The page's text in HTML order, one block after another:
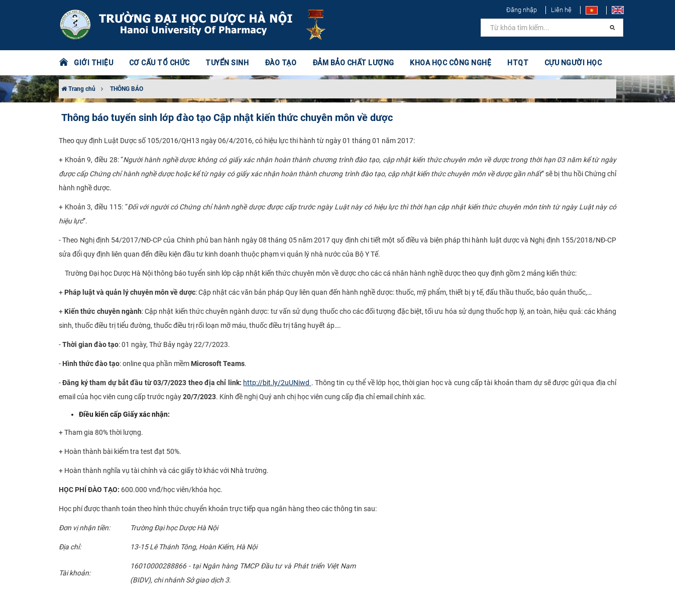
Đăng nhập Liên hệ
GIỚI THIỆU CƠ CẤU TỔ CHỨC TUYỂN SINH ĐÀO TẠO ĐẢM BẢO CHẤT LƯỢNG KHOA HỌC CÔNG NGHỆ HTQT CỰU NGƯỜI HỌC
Trang chủ THÔNG BÁO
Thông báo tuyển sinh lớp đào tạo Cập nhật kiến thức chuyên môn về dược
Theo quy định Luật Dược số 105/2016/QH13 ngày 06/4/2016, có hiệu lực thi hành từ ngày 01 tháng 01 năm 2017:
+ Khoản 9, điều 28: “Người hành nghề dược không có giấy xác nhận hoàn thành chương trình đào tạo, cập nhật kiến thức chuyên môn về dược trong thời hạn 03 năm kể từ ngày
được cấp Chứng chỉ hành nghề dược hoặc kể từ ngày có giấy xác nhận hoàn thành chương trình đào tạo, cập nhật kiến thức chuyên môn về dược gần nhất” sẽ bị thu hồi Chứng chỉ
hành nghề dược.
+ Khoản 3, điều 115: “Đối với người có Chứng chỉ hành nghề dược được cấp trước ngày Luật này có hiệu lực thì thời hạn cập nhật kiến thức chuyên môn tính từ ngày Luật này có
hiệu lực”.
- Theo Nghị định 54/2017/NĐ-CP của Chính phủ ban hành ngày 08 tháng 05 năm 2017 quy định chi tiết một số điều và biện pháp thi hành luật dược và Nghị định 155/2018/NĐ-CP
sửa đổi quy định liên quan đến điều kiện đầu tư kinh doanh thuộc phạm vi quản lý nhà nước của Bộ Y Tế.
Trường Đại học Dược Hà Nội thông báo tuyển sinh lớp cập nhật kiến thức chuyên môn về dược cho các cá nhân hành nghề dược theo quy định gồm 2 mảng kiến thức:
+ Pháp luật và quản lý chuyên môn về dược: Cập nhật các văn bản pháp Quy liên quan đến hành nghề dược: thuốc, mỹ phẩm, thiết bị y tế, đấu thầu thuốc, bảo quản thuốc,…
+ Kiến thức chuyên ngành: Cập nhật kiến thức chuyên ngành dược: tư vấn sử dụng thuốc cho các đối tượng đặc biệt, tối ưu hóa sử dụng thuốc hợp lý, an toàn, hiệu quả: các kháng
sinh, thuốc điều trị tiểu đường, thuốc điều trị rối loạn mỡ máu, thuốc điều trị tăng huyết áp….
-Thời gian đào tạo: 01 ngày, Thứ Bảy ngày 22/7/2023.
- Hình thức đào tạo: online qua phần mềm Microsoft Teams.
-Đăng ký tham dự bắt đầu từ 03/7/2023 theo địa chỉ link: http://bit.ly/2uUNiwd . Thông tin cụ thể về lớp học, thời gian học và cung cấp tài khoản tham dự sẽ được gửi qua địa chỉ
email của học viên cung cấp trước ngày20/7/2023. Kính đề nghị Quý anh chị học viên cung cấp địa chỉ email chính xác.
Điều kiến cấp Giấy xác nhận:
+ Tham gia 80% thời lượng.
+ Hoàn thành bài kiểm tra test đạt 50%.
+ Hoàn thành nghĩa vụ tài chính và các giấy tờ khác với Nhà trường.
HỌC PHÍ ĐÀO TẠO: 600.000 vnđ/học viên/khóa học.
Học phí được thanh toán theo hình thức chuyển khoản trực tiếp qua ngân hàng theo các thông tin sau:
Đơn vị nhận tiền: Trường Đại học Dược Hà Nội
Địa chỉ: 13-15 Lê Thánh Tông, Hoàn Kiếm, Hà Nội
Tài khoản:
16010000288866 - tại Ngân hàng TMCP Đầu tư và Phát triển Việt Nam
(BIDV), chi nhánh Sở giao dịch 3.